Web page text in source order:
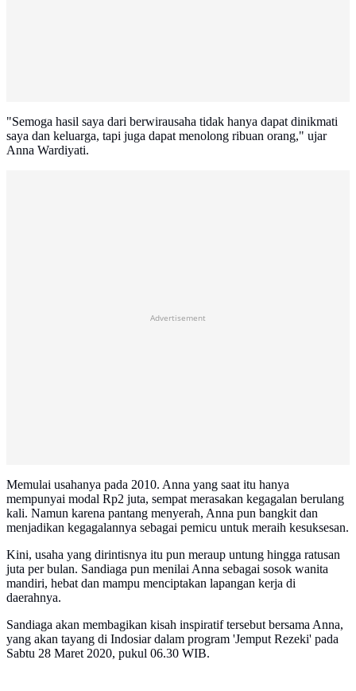
"Semoga hasil saya dari berwirausaha tidak hanya dapat dinikmati
saya dan keluarga, tapi juga dapat menolong ribuan orang," ujar
Anna Wardiyati.
Advertisement
Memulai usahanya pada 2010. Anna yang saat itu hanya
mempunyai modal Rp2 juta, sempat merasakan kegagalan berulang
kali. Namun karena pantang menyerah, Anna pun bangkit dan
menjadikan kegagalannya sebagai pemicu untuk meraih kesuksesan.
Kini, usaha yang dirintisnya itu pun meraup untung hingga ratusan
juta per bulan. Sandiaga pun menilai Anna sebagai sosok wanita
mandiri, hebat dan mampu menciptakan lapangan kerja di
daerahnya.
Sandiaga akan membagikan kisah inspiratif tersebut bersama Anna,
yang akan tayang di Indosiar dalam program 'Jemput Rezeki' pada
Sabtu 28 Maret 2020, pukul 06.30 WIB.